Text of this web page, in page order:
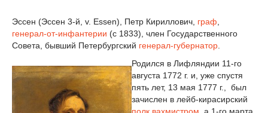
Эссен (Эссен 3-й, v. Essen), Петр Кириллович, граф
генерал-от-инфантерии (с 1833), член Государственного
Совета, бывший Петербургский генерал-губернатор
Родился в Лифляндии 11-го
августа 1772 г. и, уже спустя
пять лет, 13 мая 1777 г., был
зачислен в лейб-кирасирский
полк вахмистром , а 1-го марта